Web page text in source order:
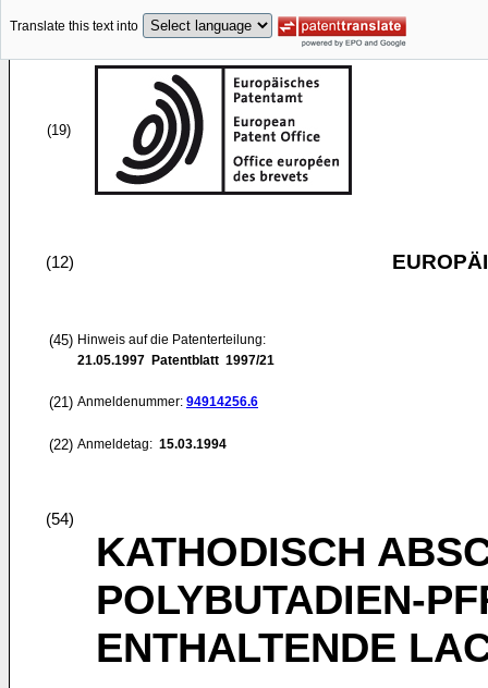
Translate this text into
(19)
(12)
(45) Hinweis auf die Patenterteilung:
21.05.1997 Patentblatt 1997/21
(21) Anmeldenummer: 94914256.6
(22) Anmeldetag: 15.03.1994
(54)
KATHODISCH
POLYBUTADIEN-
ENTHALTENDE